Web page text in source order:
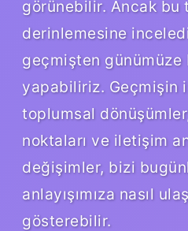
görünebilir. Ancak bu
derinlemesine
geçmişten
yapabiliriz. Geçmişin
toplumsal
noktaları ve iletişim
değişimler, bizi
anlayışımıza nasıl
gösterebilir.